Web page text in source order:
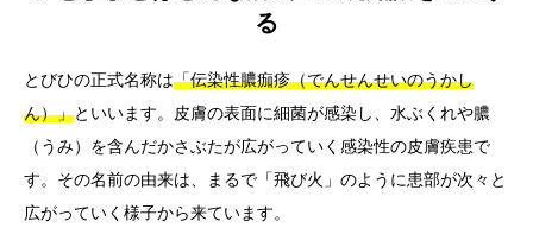
る
とびひの正式名称は「伝染性膿痂疹（でんせんせいのうかし
ん）」といいます。皮膚の表面に細菌が感染し、水ぶくれや膿
（うみ）を含んだかさぶたが広がっていく感染性の皮膚疾患で
す。その名前の由来は、まるで「飛び火」のように患部が次々と
広がっていく様子から来ています。